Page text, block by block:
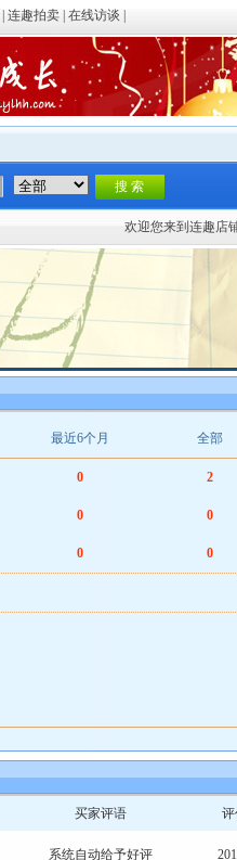
连趣拍卖 在线访谈
欢迎您来到连趣店
最近6个月 全部
0 2
0 0
0 0
买家评语 评
系统自动给予好评